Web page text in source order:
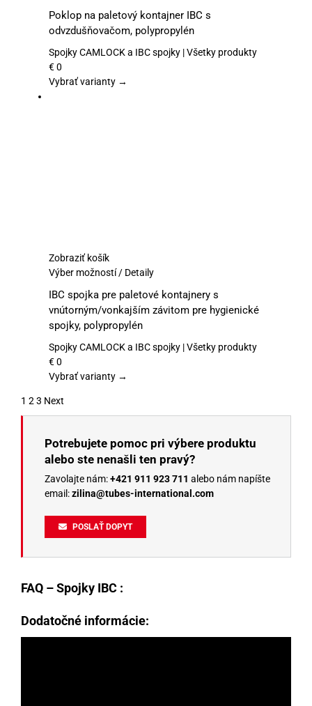
má
viacero
variantov.
si
Poklop na paletový kontajner IBC s
odvzdušňovačom, polypropylén
Spojky CAMLOCK a IBC spojky | Všetky produkty
€0
Vybrať varianty →
Zobraziť košík
Výber možností Tento
má
viacero
variantov.
Možnosti
môžete
stránke
/ Detaily
IBC spojka pre paletové kontajnery s
vnútorným/vonkajším závitom pre hygienické
spojky, polypropylén
Spojky CAMLOCK a IBC spojky | Všetky produkty
€0
Vybrať varianty →
1 23 Next
Potrebujete pomoc pri výbere produktu
alebo ste nenašli ten pravý?
Zavolajte nám:+421 911 923 711 alebo nám napíšte
email:zilina@tubes-international.com
POSLAŤ DOPYT
FAQ – Spojky IBC :
Dodatočné informácie: